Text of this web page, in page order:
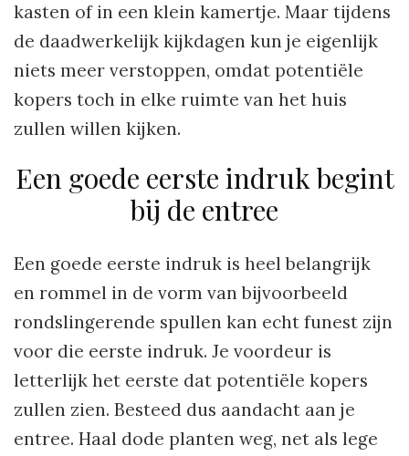
kasten of in een klein kamertje. Maar tijdens
de daadwerkelijk kijkdagen kun je eigenlijk
niets meer verstoppen, omdat potentiële
kopers toch in elke ruimte van het huis
zullen willen kijken.
Een goede eerste indruk begint
bij de entree
Een goede eerste indruk is heel belangrijk
en rommel in de vorm van bijvoorbeeld
rondslingerende spullen kan echt funest zijn
voor die eerste indruk. Je voordeur is
letterlijk het eerste dat potentiële kopers
zullen zien. Besteed dus aandacht aan je
entree. Haal dode planten weg, net als lege